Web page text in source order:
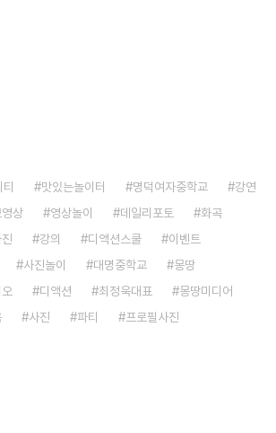
최지혜 대표 - [KB
맛있는놀이터 명덕여자중학교
강연
상 영상놀이 데일리포토
화곡
강의 디액션스쿨
이벤트
사진놀이 대명중학교
몽땅
디액션 최정욱대표
몽땅미디어
사진 파티
프로필사진